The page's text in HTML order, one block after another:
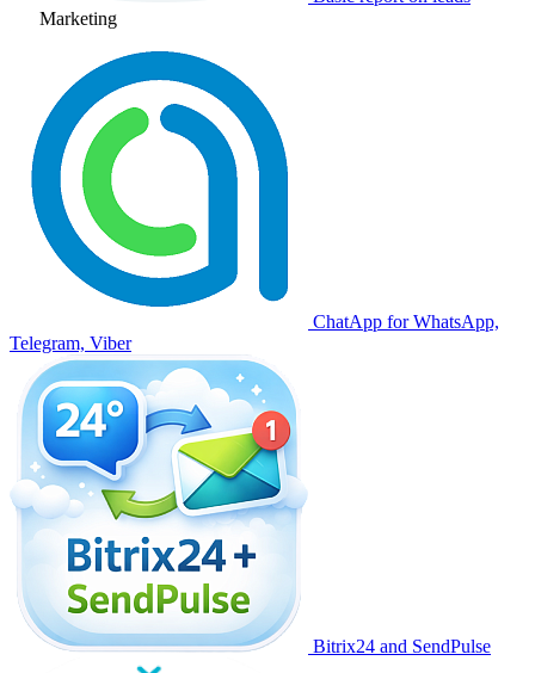
Marketing
ChatApp for WhatsApp,
Telegram, Viber
Bitrix24 and SendPulse